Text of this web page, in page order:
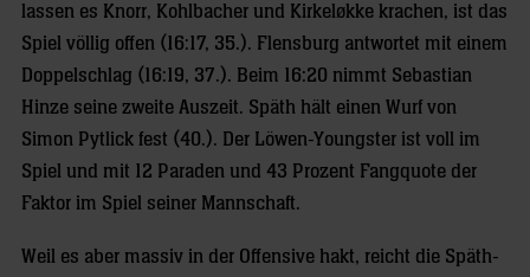
lassen es Knorr, Kohlbacher und Kirkeløkke krachen, ist das
Spiel völlig offen (16:17, 35.). Flensburg antwortet mit einem
Doppelschlag (16:19, 37.). Beim 16:20 nimmt Sebastian
Hinze seine zweite Auszeit. Späth hält einen Wurf von
Simon Pytlick fest (40.). Der Löwen-Youngster ist voll im
Spiel und mit 12 Paraden und 43 Prozent Fangquote der
Faktor im Spiel seiner Mannschaft.
Weil es aber massiv in der Offensive hakt, reicht die Späth-